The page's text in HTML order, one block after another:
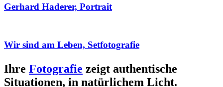
Gerhard Haderer, Portrait
Wir sind am Leben, Setfotografie
Ihre Fotografie zeigt authentische
Situationen, in natürlichem Licht.